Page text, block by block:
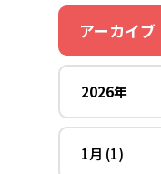
アーカイブ
2026年
1月 (1)